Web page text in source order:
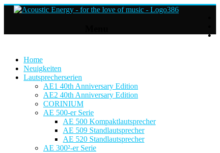
Home
Neuigkeiten
Lautsprecherserien
AE1 40th Anniversary Edition
AE2 40th Anniversary Edition
CORINIUM
AE 500-er Serie
AE 500 Kompaktlautsprecher
AE 509 Standlautsprecher
AE 520 Standlautsprecher
AE 300²-er Serie
Lautsprecher